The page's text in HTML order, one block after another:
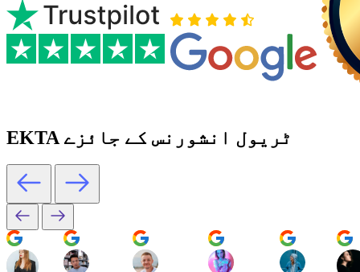
EKTA ٹریول انشورنس کے جائزے